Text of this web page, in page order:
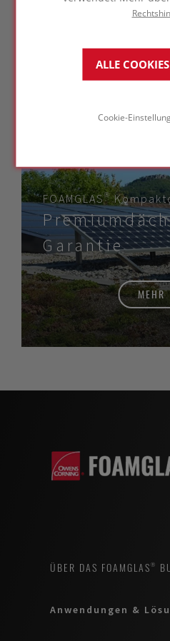
ALLE
Cookie-
MEHR
FOAMGLAS®
Garantie
MEHR
ÜBER DAS FOAMGLAS®
Anwendungen &